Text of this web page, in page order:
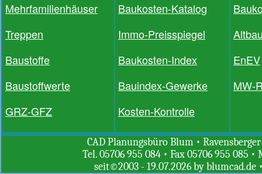
Mehrfamilienhäuser
Treppen
Baustoffe
Baustoffwerte
GRZ-GFZ
Baukosten-Katalog
Immo-Preisspiegel
Baukosten-Index
Bauindex-Gewerke
Kosten-Kontrolle
EnEV
MW-
CAD Planungsbüro Blum •
Tel. 05706 955 084 • Fax 05706 955 085
seit©2003 - 19.07.2026 by blumcad.de